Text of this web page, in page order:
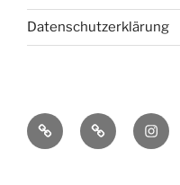
Datenschutzerklärung
bsky Mastadon